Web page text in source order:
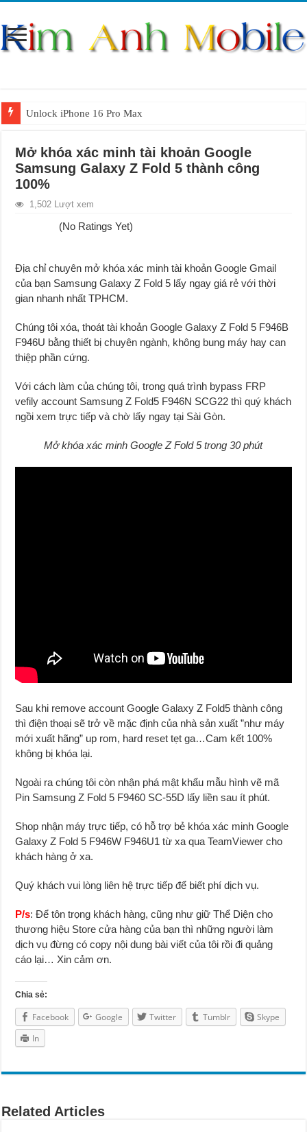
Unlock iPhone 16 Pro Max
Unlock Samsung Galaxy S26 Ultra
Unlock Motorola Razr 2025
Unlock Motorola Razr 2024
Unlock iPhone 17 Pro Max
Mở khóa xác minh tài khoản Google
Samsung Galaxy Z Fold 5 thành công
100%
1,502 Lượt xem
(No Ratings Yet)
Địa chỉ chuyên mở khóa xác minh tài khoản Google Gmail
của bạn Samsung Galaxy Z Fold 5 lấy ngay giá rẻ với thời
gian nhanh nhất TPHCM.
Chúng tôi xóa, thoát tài khoản Google Galaxy Z Fold 5 F946B
F946U bằng thiết bị chuyên ngành, không bung máy hay can
thiệp phần cứng.
Với cách làm của chúng tôi, trong quá trình bypass FRP
vefily account Samsung Z Fold5 F946N SCG22 thì quý khách
ngồi xem trực tiếp và chờ lấy ngay tại Sài Gòn.
Mở khóa xác minh Google Z Fold 5 trong 30 phút
Sau khi remove account Google Galaxy Z Fold5 thành công
thì điện thoại sẽ trở về mặc định của nhà sản xuất ”như máy
mới xuất hãng” up rom, hard reset tẹt ga…Cam kết 100%
không bị khóa lại.
Ngoài ra chúng tôi còn nhận phá mật khẩu mẫu hình vẽ mã
Pin Samsung Z Fold 5 F9460 SC-55D lấy liền sau ít phút.
Shop nhận máy trực tiếp, có hỗ trợ bẻ khóa xác minh Google
Galaxy Z Fold 5 F946W F946U1 từ xa qua TeamViewer cho
khách hàng ở xa.
Quý khách vui lòng liên hệ trực tiếp để biết phí dịch vụ.
P/s: Để tôn trọng khách hàng, cũng như giữ Thể Diện cho
thương hiệu Store cửa hàng của bạn thì những người làm
dịch vụ đừng có copy nội dung bài viết của tôi rồi đi quảng
cáo lại… Xin cảm ơn.
Chia sẻ:
Facebook Google Twitter Tumblr
Skype
In
Related Articles